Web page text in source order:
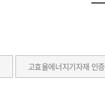
고효율에너지기자재 인증